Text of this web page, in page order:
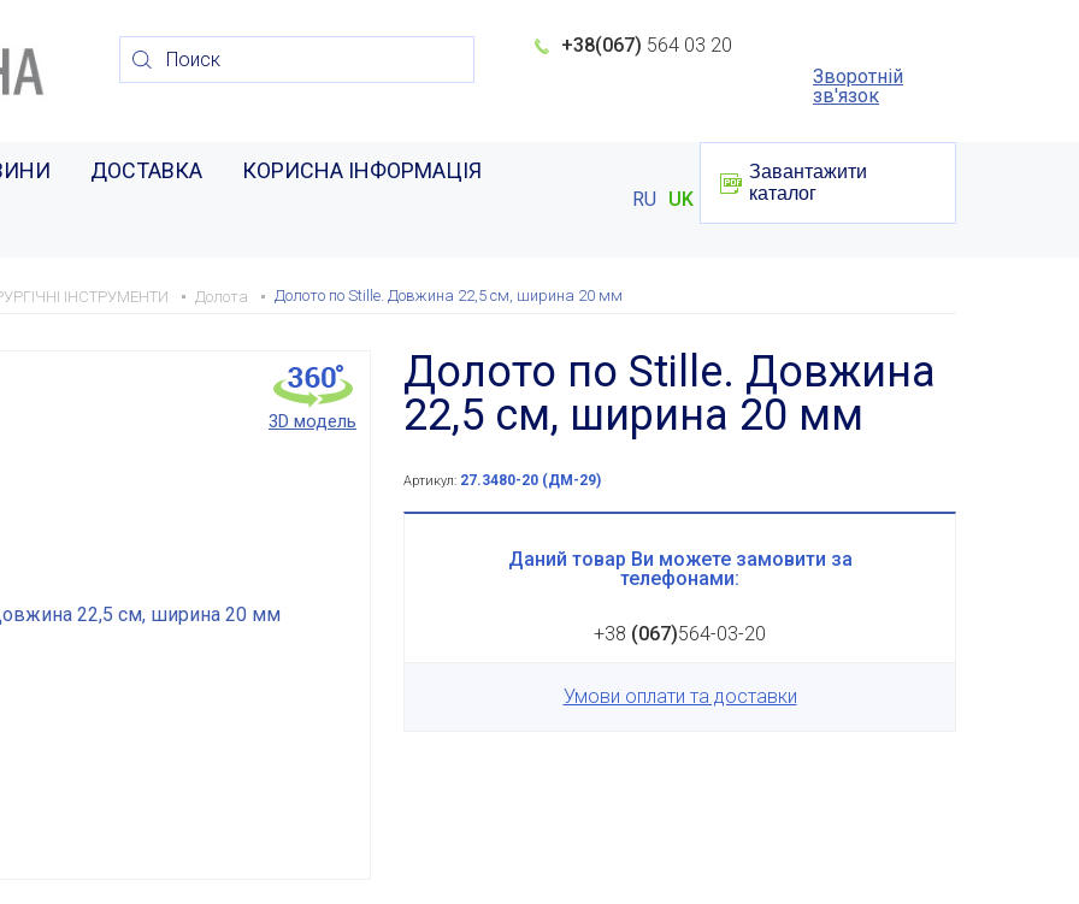
+38(067) 564 03 20
Зворотній
зв'язок
ДОСТАВКА КОРИСНА ІНФОРМАЦІЯ
RU UK
Завантажити
каталог
ІНСТРУМЕНТИ Долота Долото по Stille. Довжина 22,5 см, ширина 20 мм
3D модель
Долото по Stille. Довжина
22,5 см, ширина 20 мм
Артикул: 27.3480-20 (ДМ-29)
Даний товар Ви можете замовити за
телефонами:
+38 (067)564-03-20
Умови оплати та доставки